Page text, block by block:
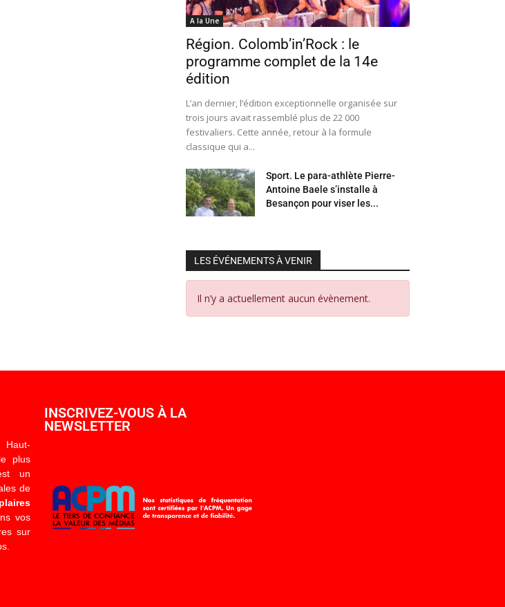
A la Une
Région. Colomb’in’Rock : le
programme complet de la 14e
édition
L’an dernier, l’édition exceptionnelle organisée sur
trois jours avait rassemblé plus de 22 000
festivaliers. Cette année, retour à la formule
classique qui a...
Sport. Le para-athlète Pierre-
Antoine Baele s’installe à
Besançon pour viser les...
LES ÉVÉNEMENTS À VENIR
Il n’y a actuellement aucun évènement.
Haut-
plus
un
de
vos
sur
INSCRIVEZ-VOUS À LA
NEWSLETTER